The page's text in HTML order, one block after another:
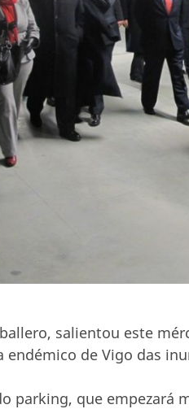
salientou este
endémico de Vigo das
parking, que empezará